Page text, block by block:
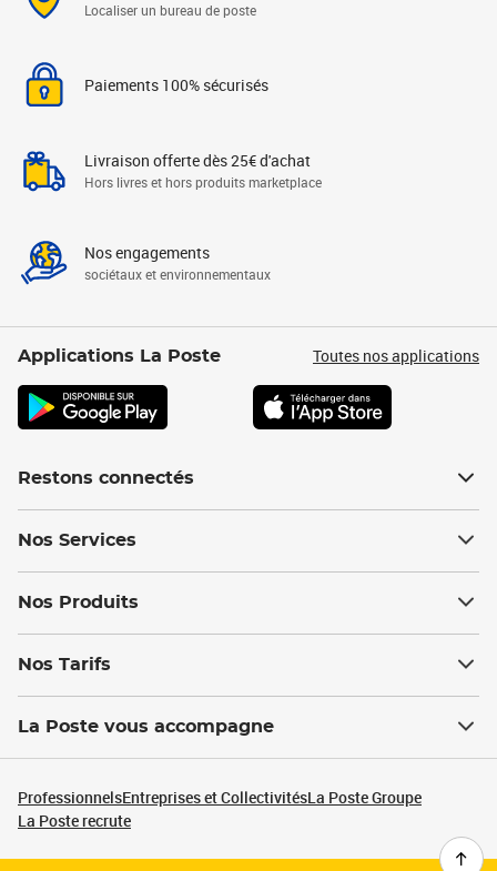
Localiser un bureau de poste
Paiements 100% sécurisés
Livraison offerte dès 25€ d'achat
Hors livres et hors produits marketplace
Nos engagements
sociétaux et environnementaux
Applications La Poste Toutes nos applications
Restons connectés
Nos Services
Nos Produits
Nos Tarifs
La Poste vous accompagne
ProfessionnelsEntreprises et CollectivitésLa Poste Groupe
La Poste recrute